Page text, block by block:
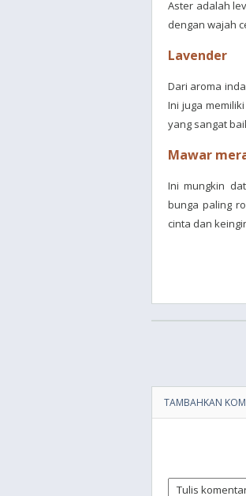
Aster adalah
dengan wajah
Lavender
Dari aroma
Ini juga
yang sangat
Mawar
Ini mungkin
bunga paling
cinta dan
TAMBAHKAN